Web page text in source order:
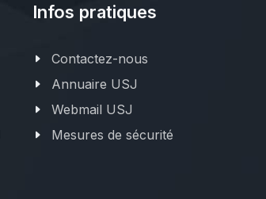
Infos pratiques
Contactez-nous
Annuaire USJ
Webmail USJ
Mesures de sécurité